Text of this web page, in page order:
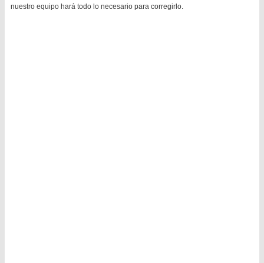
nuestro equipo hará todo lo necesario para corregirlo.